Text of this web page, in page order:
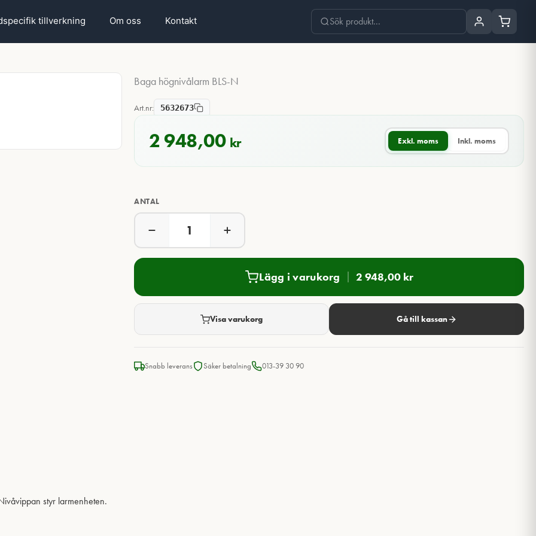
tillverkning Om oss Kontakt
Baga högnivålarm BLS-N
Art.nr: 5632673
2 948,00 kr Exkl. moms Inkl. moms
ANTAL
Lägg i varukorg 2 948,00 kr
Visa varukorg Gå till kassan
Snabb leverans Säker betalning 013-39 30 90
styr larmenheten.